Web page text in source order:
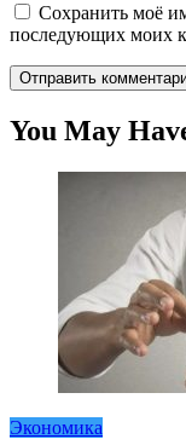
Сохранить моё
последующих моих
You May
Экономика